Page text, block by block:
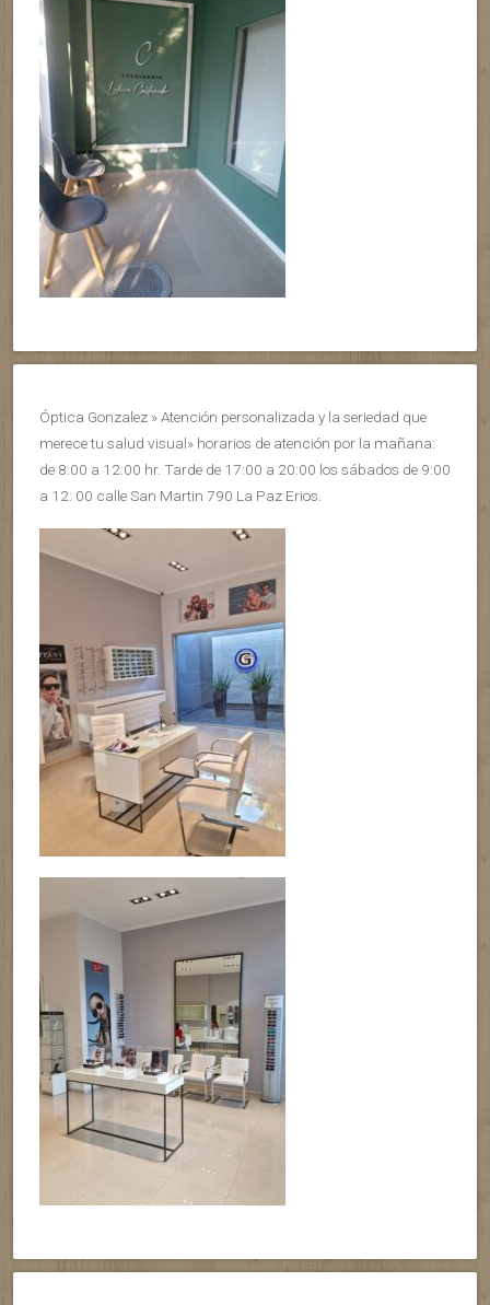
Óptica Gonzalez » Atención personalizada y la seriedad que
merece tu salud visual» horarios de atención por la mañana:
de 8:00 a 12:00 hr. Tarde de 17:00 a 20:00 los sábados de 9:00
a 12: 00 calle San Martin 790 La Paz Erios.